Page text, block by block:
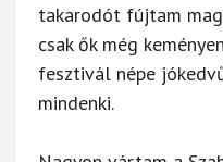
takarodót fújtam
csak ők még
fesztivál népe
mindenki.